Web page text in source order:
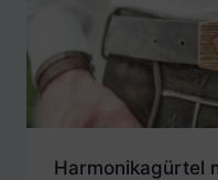
Harmonikagürtel